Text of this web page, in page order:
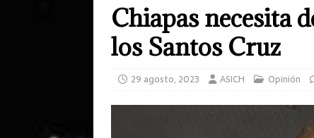
Chiapas necesita
los Santos Cruz
29 agosto, 2023 ASICH Opinión